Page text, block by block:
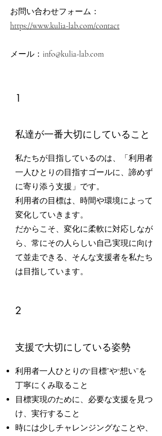
​お問い合わせフォーム：
https://www.kulia-lab.com/contact
​メール： info@kulia-lab.com
1
私達が一番大切にしていること
私たちが目指しているのは、「利用者
一人ひとりの目指すゴールに、諦めず
に寄り添う支援」です。
利用者の目標は、時間や環境によって
変化していきます。
だからこそ、変化に柔軟に対応しなが
ら、常にその人らしい自己実現に向け
て並走できる、そんな支援者を私たち
は目指しています。
2
支援で大切にしている姿勢
利用者一人ひとりの“目標”や“想い”を
丁寧にくみ取ること
目標実現のために、必要な支援を見つ
け、実行すること
時には少しチャレンジングなことや、